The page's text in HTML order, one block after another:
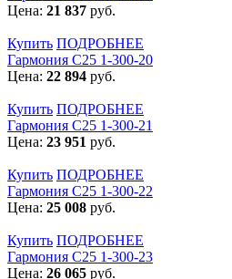
Цена: 21 837 руб.
Купить ПОДРОБНЕЕ
Гармония С25 1-300-20
Цена: 22 894 руб.
Купить ПОДРОБНЕЕ
Гармония С25 1-300-21
Цена: 23 951 руб.
Купить ПОДРОБНЕЕ
Гармония С25 1-300-22
Цена: 25 008 руб.
Купить ПОДРОБНЕЕ
Гармония С25 1-300-23
Цена: 26 065 руб.